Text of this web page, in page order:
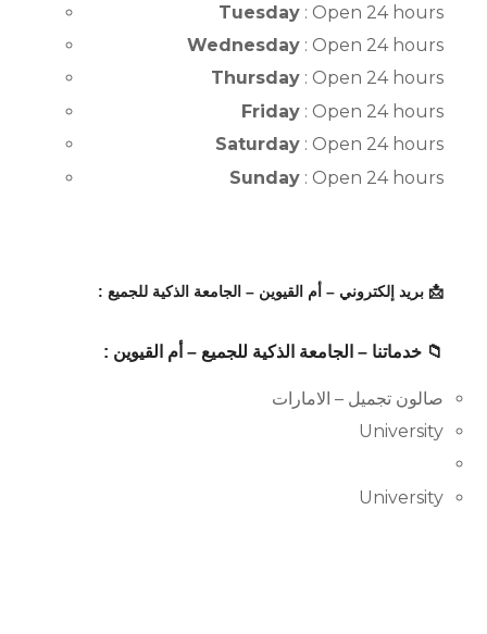
Tuesday : Open 24 hours
Wednesday : Open 24 hours
Thursday : Open 24 hours
Friday : Open 24 hours
Saturday : Open 24 hours
Sunday : Open 24 hours
📩 بريد إلكتروني – أم القيوين – الجامعة الذكية للجميع :
📁 خدماتنا – الجامعة الذكية للجميع – أم القيوين :
صالون تجميل – الامارات
University
University